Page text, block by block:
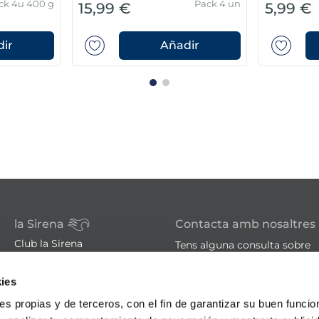
propias y de terceros, con el fin de garantizar su buen
10% glaseig
protector
Añadir
la Sirena
Familia nombrosa
Botigues
Contacta amb nosaltres
sac@lasirena.es